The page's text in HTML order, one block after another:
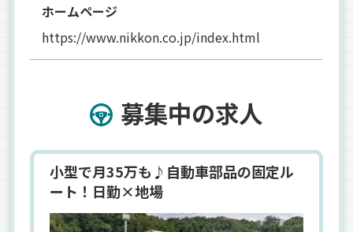
ホームページ
https://www.nikkon.co.jp/index.html
募集中の求人
小型で月35万も♪自動車部品の固定ル
ート！日勤×地場